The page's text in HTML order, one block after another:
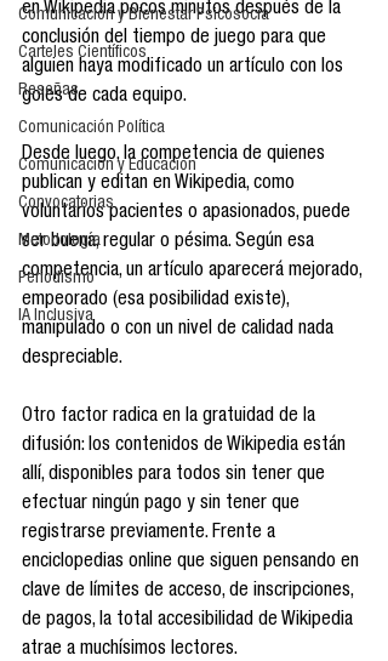
Comunicación y Bienestar Psicosocia
Carteles Científicos
Reseñas
Comunicación Política
Comunicación y Educación
Convocatorias
Metodología
Periodismo
IA Inclusiva
en Wikipedia pocos minutos después de la
conclusión del tiempo de juego para que
alguien haya modificado un artículo con los
goles de cada equipo.
Desde luego, la competencia de quienes
publican y editan en Wikipedia, como
voluntarios pacientes o apasionados, puede
ser buena, regular o pésima. Según esa
competencia, un artículo aparecerá mejorado,
empeorado (esa posibilidad existe),
manipulado o con un nivel de calidad nada
despreciable.
Otro factor radica en la gratuidad de la
difusión: los contenidos de Wikipedia están
allí, disponibles para todos sin tener que
efectuar ningún pago y sin tener que
registrarse previamente. Frente a
enciclopedias online que siguen pensando en
clave de límites de acceso, de inscripciones,
de pagos, la total accesibilidad de Wikipedia
atrae a muchísimos lectores.